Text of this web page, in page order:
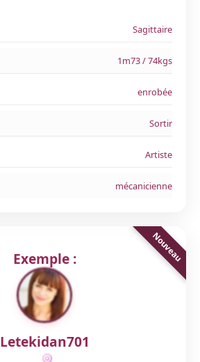
Sagittaire
1m73 / 74kgs
enrobée
Sortir
Artiste
mécanicienne
Exemple :
Letekidan701